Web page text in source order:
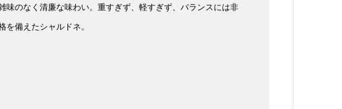
味のなく清廉な味わい。重すぎず、軽すぎず、バランスには非
を備えたシャルドネ。